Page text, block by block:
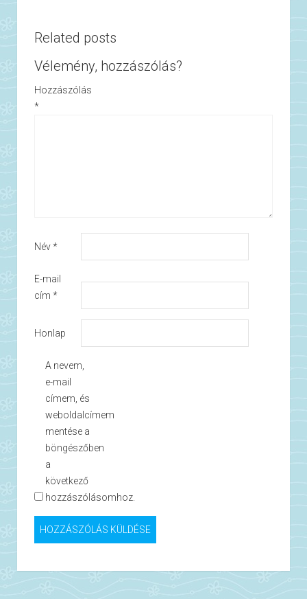
Related posts
Vélemény, hozzászólás?
Hozzászólás
*
Név*
E-mail
cím *
Honlap
A nevem,
e-mail
címem, és
weboldalcímem
mentése a
böngészőben
a
következő
hozzászólásomhoz.